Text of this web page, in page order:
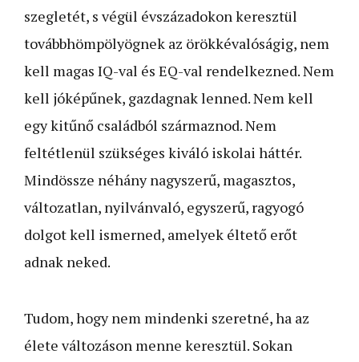
szegletét, s végül évszázadokon keresztül
továbbhömpölyögnek az örökkévalóságig, nem
kell magas IQ-val és EQ-val rendelkezned. Nem
kell jóképűnek, gazdagnak lenned. Nem kell
egy kitűnő családból származnod. Nem
feltétlenül szükséges kiváló iskolai háttér.
Mindössze néhány nagyszerű, magasztos,
változatlan, nyilvánvaló, egyszerű, ragyogó
dolgot kell ismerned, amelyek éltető erőt
adnak neked.
Tudom, hogy nem mindenki szeretné, ha az
élete változáson menne keresztül. Sokan